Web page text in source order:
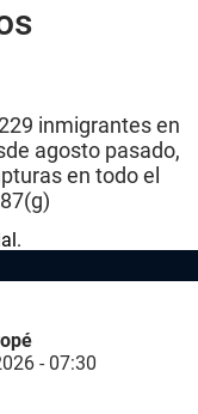
inmigrantes en
agosto pasado,
en todo el
- 07:30